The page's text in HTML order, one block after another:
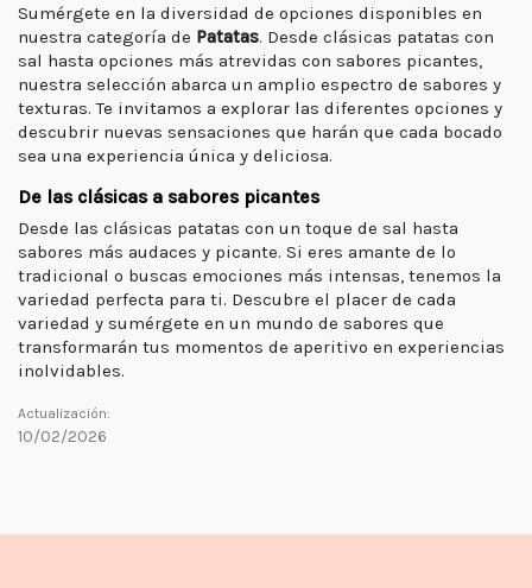
Sumérgete en la diversidad de opciones disponibles en
nuestra categoría de Patatas. Desde clásicas patatas con
sal hasta opciones más atrevidas con sabores picantes,
nuestra selección abarca un amplio espectro de sabores y
texturas. Te invitamos a explorar las diferentes opciones y
descubrir nuevas sensaciones que harán que cada bocado
sea una experiencia única y deliciosa.
De las clásicas a sabores picantes
Desde las clásicas patatas con un toque de sal hasta
sabores más audaces y picante. Si eres amante de lo
tradicional o buscas emociones más intensas, tenemos la
variedad perfecta para ti. Descubre el placer de cada
variedad y sumérgete en un mundo de sabores que
transformarán tus momentos de aperitivo en experiencias
inolvidables.
Actualización:
10/02/2026